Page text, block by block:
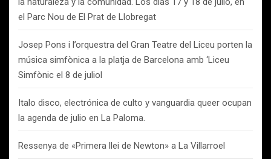
el Parc Nou de El Prat de Llobregat
Josep Pons i l’orquestra del Gran Teatre del Liceu porten la
música simfònica a la platja de Barcelona amb ‘Liceu
Simfònic el 8 de juliol
Italo disco, electrónica de culto y vanguardia queer ocupan
la agenda de julio en La Paloma.
Ressenya de «Primera llei de Newton» a La Villarroel